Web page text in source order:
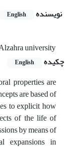
نویسنده English
university
چکیده
English
properties are
are based of
to explicit how
of the life of
by means of
expansions in